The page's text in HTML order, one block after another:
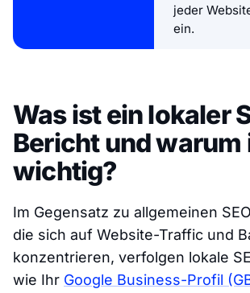
jeder
ein.
Was ist ein lokaler
Bericht und warum
wichtig?
Im Gegensatz zu allgemeinen
die sich auf Website-Traffic und
konzentrieren, verfolgen lokale
wie Ihr Google Business-Profil